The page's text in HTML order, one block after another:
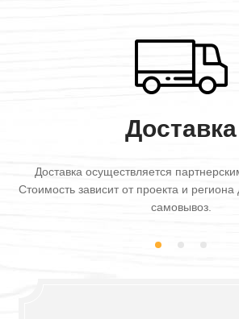
Доставка
Доставка осуществляется
Стоимость зависит от проекта и
самовывоз.